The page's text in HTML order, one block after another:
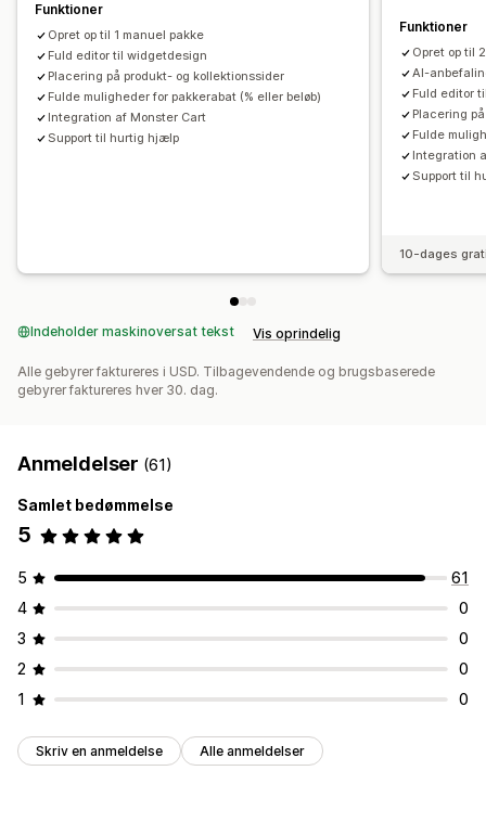
Klikrater Konverteringsrater
Funktioner
Opret op til 1 manuel pakke
Fuld editor til widgetdesign
Placering på produkt- og kollektionssider
Fulde muligheder for pakkerabat (% eller beløb)
Integration af Monster Cart
Support til hurtig hjælp
Funktioner
Opret op til
AI-
Fuld editor
Placering
Fulde
Integration
Support til
10-dages
Indeholder maskinoversat tekst Vis oprindelig
Alle gebyrer faktureres i USD. Tilbagevendende og brugsbaserede
gebyrer faktureres hver 30. dag.
Anmeldelser (61)
Samlet bedømmelse
5
5
61
4
0
3
0
2
0
1
0
Skriv en anmeldelse Alle anmeldelser